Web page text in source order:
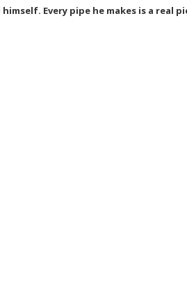
Every pipe he makes is a real